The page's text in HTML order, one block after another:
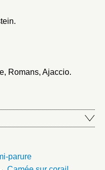
.
Romans, Ajaccio.
parure